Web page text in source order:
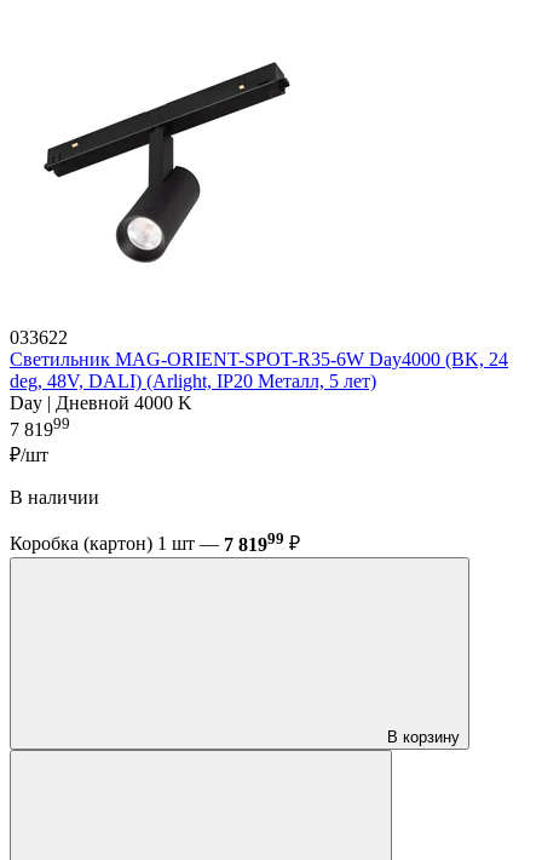
033622
Светильник MAG-ORIENT-SPOT-R35-6W Day4000 (BK, 24
deg, 48V, DALI) (Arlight, IP20 Металл, 5 лет)
Day | Дневной 4000 K
7 81999
₽/шт
В наличии
Коробка (картон) 1 шт — 7 81999 ₽
В корзину